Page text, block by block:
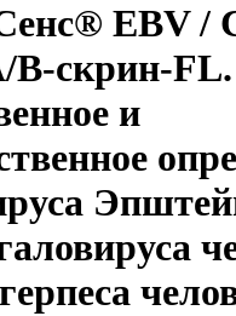
EBV /
B-cкрин-FL.
и